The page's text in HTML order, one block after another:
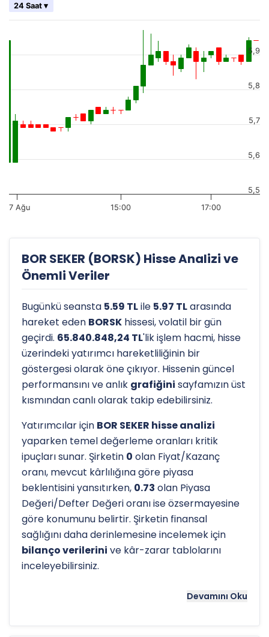
24 Saat ▾
7 Ağu 15:00 17:00
5,5
5,6
5,7
5,8
5,9
BOR SEKER (BORSK) Hisse Analizi ve
Önemli Veriler
Bugünkü seansta 5.59 TLile 5.97 TLarasında
hareket eden BORSK hissesi, volatil bir gün
geçirdi. 65.840.848,24 TL'lik işlem hacmi, hisse
üzerindeki yatırımcı hareketliliğinin bir
göstergesi olarak öne çıkıyor. Hissenin güncel
performansını ve anlık grafiğini sayfamızın üst
kısmından canlı olarak takip edebilirsiniz.
Yatırımcılar için BOR SEKER hisse analizi
yaparken temel değerleme oranları kritik
ipuçları sunar. Şirketin 0 olan Fiyat/Kazanç
oranı, mevcut kârlılığına göre piyasa
beklentisini yansıtırken, 0.73 olan Piyasa
Değeri/Defter Değeri oranı ise özsermayesine
göre konumunu belirtir. Şirketin finansal
sağlığını daha derinlemesine incelemek için
bilanço verilerini ve kâr-zarar tablolarını
inceleyebilirsiniz.
Hissenin uzun vadeli trendini ve potansiyel
analizgöstergeleri önemli bir araçtır. Hissenin
Devamını Oku